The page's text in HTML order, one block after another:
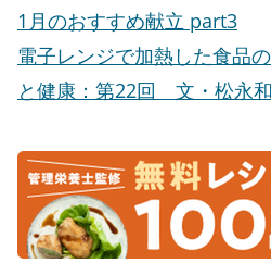
1月のおすすめ献立 part3
電子レンジで加熱した食品
と健康：第22回 文・松永和